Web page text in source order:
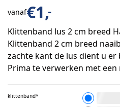
vanaf€1,-
Klittenband lus 2 cm breed
Klittenband 2 cm breed
zachte kant de lus dient u er
Prima te verwerken met
klittenband